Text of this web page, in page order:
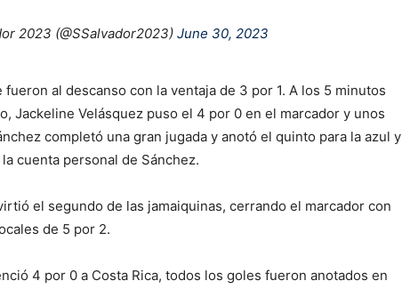
2023 (@SSalvador2023) June 30, 2023
al descanso con la ventaja de 3 por 1. A los 5 minutos
Jackeline Velásquez puso el 4 por 0 en el marcador y unos
completó una gran jugada y anotó el quinto para la azul y
cuenta personal de Sánchez.
el segundo de las jamaiquinas, cerrando el marcador con
de 5 por 2.
4 por 0 a Costa Rica, todos los goles fueron anotados en